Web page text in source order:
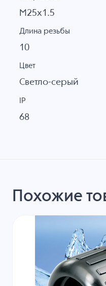
M25x1.5
Длина резьбы
10
Цвет
Светло-серый
IP
68
Похожие